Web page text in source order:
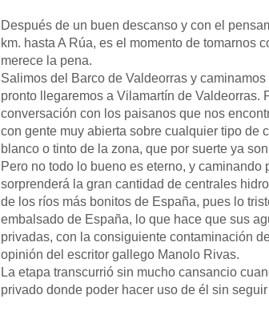
Después de un buen descanso y con el
km. hasta A Rúa, es el momento de tomarnos
merece la pena.
Salimos del Barco de Valdeorras y
pronto llegaremos a Vilamartín de Valdeorras.
conversación con los paisanos que nos
con gente muy abierta sobre cualquier tipo de
blanco o tinto de la zona, que por suerte ya
Pero no todo lo bueno es eterno, y
sorprenderá la gran cantidad de centrales
de los ríos más bonitos de España, pues lo
embalsado de España, lo que hace que sus
privadas, con la consiguiente contaminación
opinión del escritor gallego Manolo Rivas.
La etapa transcurrió sin mucho cansancio
privado donde poder hacer uso de él sin